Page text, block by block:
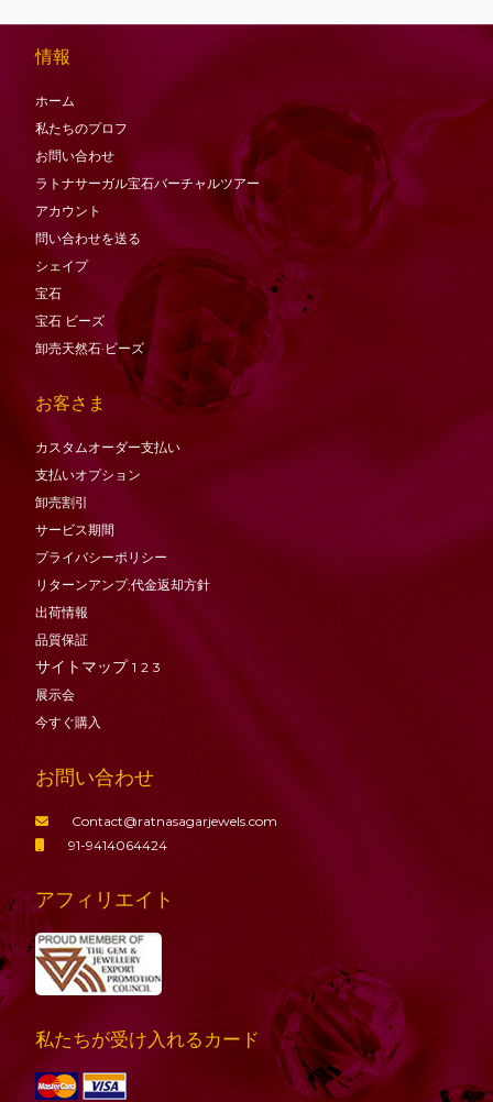
情報
ホーム
私たちのプロフ
お問い合わせ
ラトナサーガル宝石バーチャ​​ルツアー
アカウント
問い合わせを送る
シェイプ
宝石
宝石 ビーズ
卸売天然石·ビーズ
お客さま
カスタムオーダー支払い
支払いオプション
卸売割引
サービス期間
プライバシーポリシー
リターンアンプ;代金返却方針
出荷情報
品質保証
サイトマップ 1 2 3
展示会
今すぐ購入
お問い合わせ
Contact@ratnasagarjewels.com
91-9414064424
アフィリエイト
私たちが受け入れるカード